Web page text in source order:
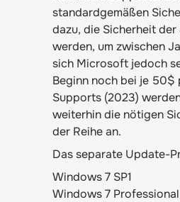
standardgemäßen
dazu, die Sicherheit der
werden, um zwischen
sich Microsoft jedoch
Beginn noch bei je
Supports (2023)
weiterhin die nötigen
der Reihe an.
Das separate Update-
Windows 7 SP1
Windows 7